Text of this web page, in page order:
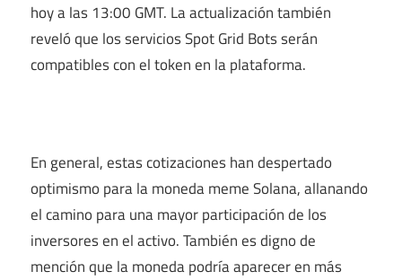
hoy a las 13:00 GMT. La actualización también
reveló que los servicios Spot Grid Bots serán
compatibles con el token en la plataforma.
En general, estas cotizaciones han despertado
optimismo para la moneda meme Solana, allanando
el camino para una mayor participación de los
inversores en el activo. También es digno de
mención que la moneda podría aparecer en más